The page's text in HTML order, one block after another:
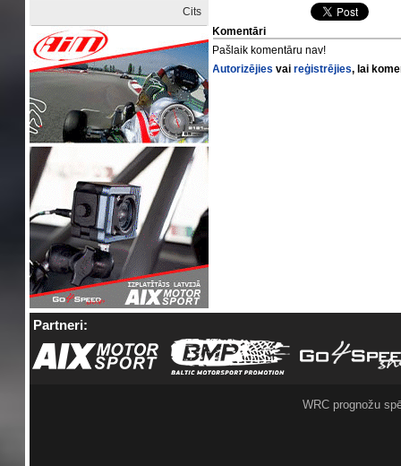
Cits
Komentāri
Pašlaik komentāru nav!
Autorizējies vaireģistrējies, lai
Partneri:
WRC prognožu